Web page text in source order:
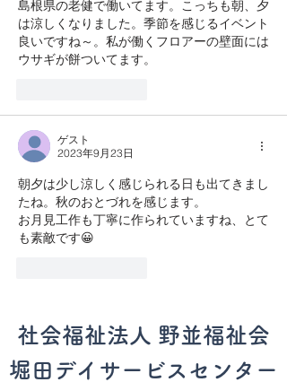
島根県の老健で働いてます。こっちも朝、夕
は涼しくなりました。季節を感じるイベント
良いですね～。私が働くフロアーの壁面には
ウサギが餅ついてます。
ゲスト
2023年9月23日
朝夕は少し涼しく感じられる日も出てきまし
たね。秋のおとづれを感じます。
お月見工作も丁寧に作られていますね、とて
も素敵です😀
社会福祉法人 野並福祉会
堀田デイサービスセンター